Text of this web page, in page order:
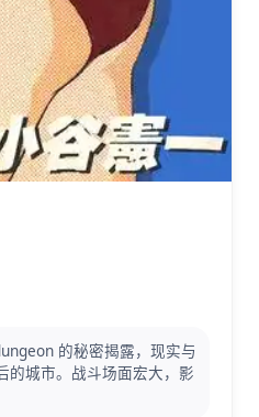
的秘密揭露，现实与
的城市。战斗场面宏大，影